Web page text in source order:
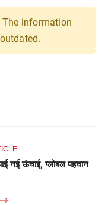
information
नई ऊंचाई, ग्लोबल पहचान